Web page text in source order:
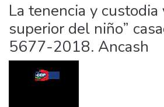
La tenencia y
superior del niño”
5677-2018. Ancash